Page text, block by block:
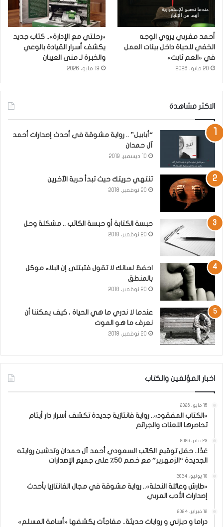
أحمد مغربي يروي الوجه
الخفي للحياة داخل بيئات العمل
في «العم ثابت»
20 مايو، 2026
«رحلتي مع الإدارة».. كتاب جديد
يكشف أسرار القيادة بالوعي
والخبرة لـ منى العيبان
19 مايو، 2026
الاكثر مشاهدة
“أبابيل” .. رواية مشوقة في أحدث إصدارات أحمد
آل حمدان
10 ديسمبر، 2019
تنتهي حريتك حيث تبدأ حرية الآخرين
20 نوفمبر، 2018
حبسة الكتابة أو حبسة الكاتب .. مشكلة وحل
20 نوفمبر، 2018
احفظ لسانك لا تقول فتبتلى إن البلاء موكل
بالمنطق
20 نوفمبر، 2018
عندما لا ندري ما هي الحياة ، كيف يمكننا أن
نعرف ما هو الموت
20 نوفمبر، 2018
اخبار المؤلفين والكتاب
15 مايو، 2026
«الكتاب المفقود».. رواية فانتازية جديدة تكشف أسرار دار أيتام
تحاصرها اللعنات والجرائم
23 يناير، 2026
غدًا.. حفل توقيع الكاتب السعودي أحمد آل حمدان وتدشين روايته
الجديدة “الزمهرير” مع خصم 50٪ على جميع الإصدارات
10 يونيو، 2024
«طارش وعائلة النحلة».. رواية مشوقة في مجال الفانتازيا بأحدث
إصدارات الأدب العربي
12 فبراير، 2024
دراما و ديزني و روايات حديثة.. مفاجآت يكشفها «أسامة المسلم»